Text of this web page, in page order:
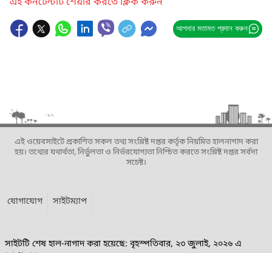
আপনার মতামত প্রদান করুন
এই ওয়েবসাইটে প্রকাশিত সকল তথ্য সংশ্লিষ্ট দপ্তর কর্তৃক নিয়মিত হালনাগাদ করা
হয়। তথ্যের যথার্থতা, নির্ভুলতা ও নির্ভরযোগ্যতা নিশ্চিত করতে সংশ্লিষ্ট দপ্তর সর্বদা
সচেষ্ট।
যোগাযোগ সাইটম্যাপ
সাইটটি শেষ হাল-নাগাদ করা হয়েছে: বৃহস্পতিবার, ২৩ জুলাই, ২০২৬ এ